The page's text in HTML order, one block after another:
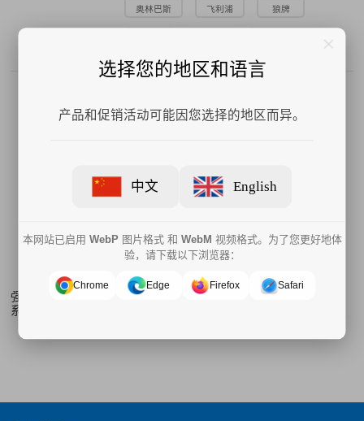
奥林巴斯 飞利浦 狼牌
强生Biosense Webster电生理导航
系统CARTO™ 3
选择您的地区和语言
产品和促销活动可能因您选择的地区而异。
中文 English
本网站已启用 WebP 图片格式 和 WebM 视频格式。为了您更好地体
验，请下载以下浏览器：
Chrome Edge Firefox Safari